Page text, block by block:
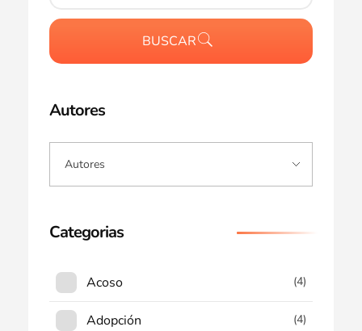
BUSCAR
Autores
Categorias
Acoso (4)
Adopción (4)